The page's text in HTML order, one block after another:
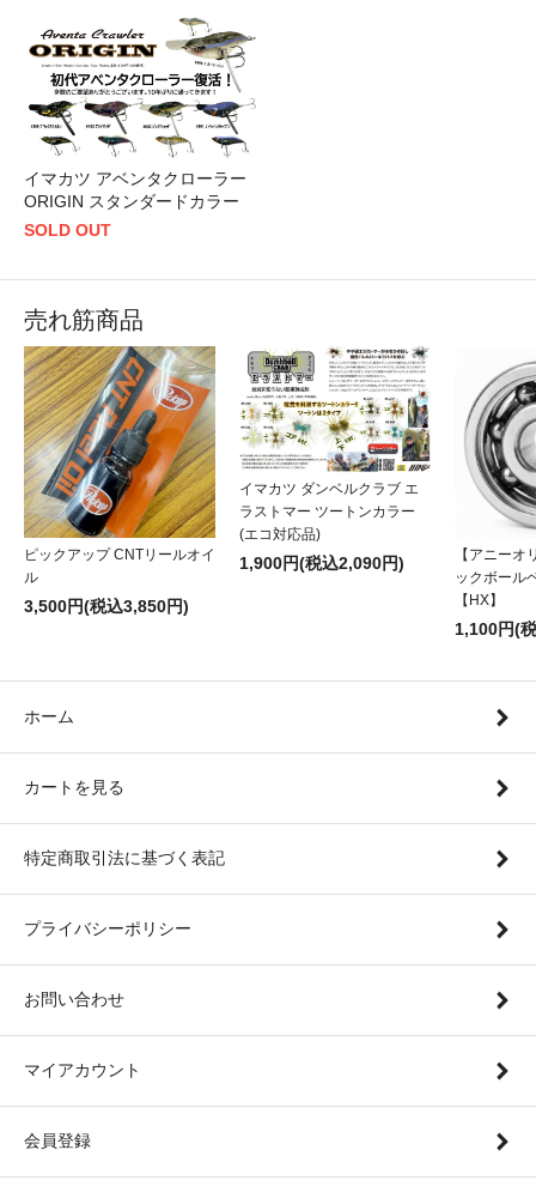
【中古ジャンク】シマノ 23ディアルーナ S86L-
S
中古入荷
【中古】ダイワ 25モアザン 96ML/M・J（本体
のみ）
【中古】フィッシュマン ビームスインテ 9.8L
📅 2026/07/25 更新
再入荷
【アニーオリジナル】タングステンネイルシンカ
ー【復刻】
📅 2026/07/20 更新
入荷 ノリーズ ネオティーサン 5インチ
入荷 ノリーズ ネオティーサン 6.5インチ
ゲーリーヤマモト 4インチ ファットヤマセンコー
入荷 ささめ針 W-614 ブラックバス 2.7m 10号
入荷
入荷 シマノ 26カルカッタコンクエスト DC 101MG
ゲーリーヤマモト 3インチ ファットヤマセンコー
再入荷 ゲーリーヤマモト モコリークロー
トウルフ 62L TRZ
再入荷 ロデオクラフト ドリフトスピン37「2.0g」
再入荷 ユニチカ 強靭エステル
イマカツ アベンタクローラー
ORIGIN スタンダードカラー
SOLD OUT
売れ筋商品
ピックアップ CNTリールオイ
ル
3,500円(税込3,850円)
イマカツ ダンベルクラブ エ
ラストマー ツートンカラー
(エコ対応品)
1,900円(税込2,090円)
【アニーオ
ックボール
【HX】
1,100円(
ホーム
カートを見る
特定商取引法に基づく表記
プライバシーポリシー
お問い合わせ
マイアカウント
会員登録